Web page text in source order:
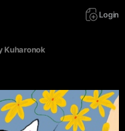
Login
Kuharonok